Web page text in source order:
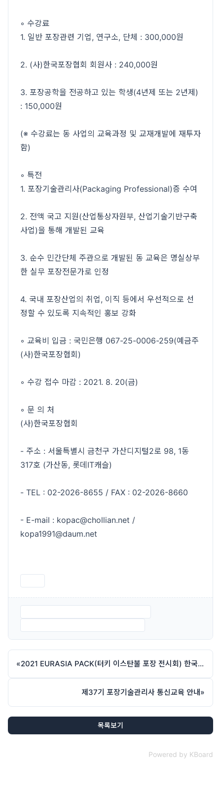
◦ 수강료
1. 일반 포장관련 기업, 연구소, 단체 : 300,000원
2. (사)한국포장협회 회원사 : 240,000원
3. 포장공학을 전공하고 있는 학생(4년제 또는 2년제)
: 150,000원
(※ 수강료는 동 사업의 교육과정 및 교재개발에 재투자
함)
◦ 특전
1. 포장기술관리사(Packaging Professional)증 수여
2. 전액 국고 지원(산업통상자원부, 산업기술기반구축
사업)을 통해 개발된 교육
3. 순수 민간단체 주관으로 개발된 동 교육은 명실상부
한 실무 포장전문가로 인정
4. 국내 포장산업의 취업, 이직 등에서 우선적으로 선
정할 수 있도록 지속적인 홍보 강화
◦ 교육비 입금 : 국민은행 067-25-0006-259(예금주
(사)한국포장협회)
◦ 수강 접수 마감 : 2021. 8. 20(금)
◦ 문 의 처
(사)한국포장협회
- 주소 : 서울특별시 금천구 가산디지털2로 98, 1동
317호 (가산동, 롯데IT캐슬)
- TEL : 02-2026-8655 / FAX : 02-2026-8660
- E-mail : kopac@chollian.net /
kopa1991@daum.net
« 2021 EURASIA PACK(터키 이스탄불 포장 전시회) 한국관 모집
제37기 포장기술관리사 통신교육 안내»
목록보기
Powered by KBoard